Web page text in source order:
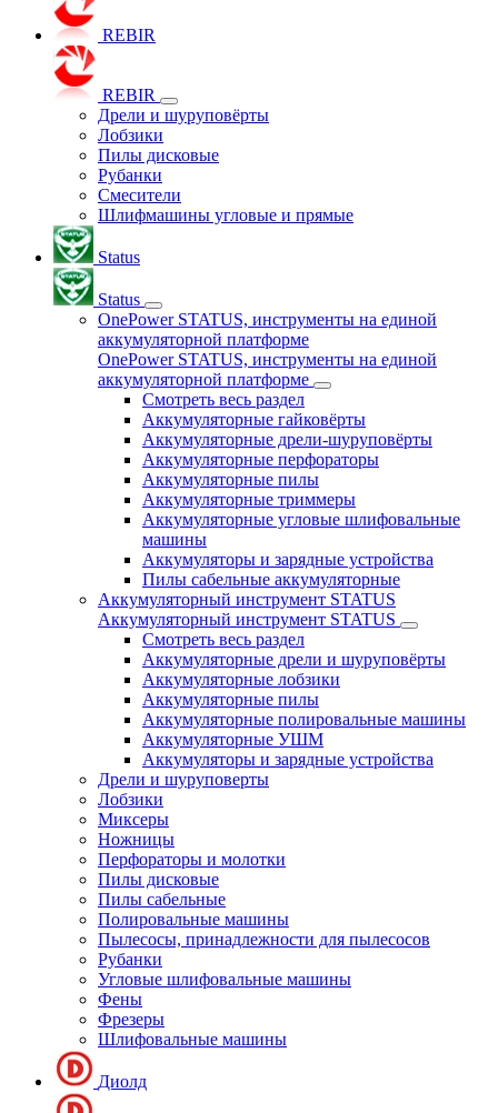
REBIR
REBIR
Дрели и шуруповёрты
Лобзики
Пилы дисковые
Рубанки
Смесители
Шлифмашины угловые и прямые
Status
Status
OnePower STATUS, инструменты на единой
аккумуляторной платформе
OnePower STATUS, инструменты на единой
аккумуляторной платформе
Смотреть весь раздел
Аккумуляторные гайковёрты
Аккумуляторные дрели-шуруповёрты
Аккумуляторные перфораторы
Аккумуляторные пилы
Аккумуляторные триммеры
Аккумуляторные угловые шлифовальные
машины
Аккумуляторы и зарядные устройства
Пилы сабельные аккумуляторные
Аккумуляторный инструмент STATUS
Аккумуляторный инструмент STATUS
Смотреть весь раздел
Аккумуляторные дрели и шуруповёрты
Аккумуляторные лобзики
Аккумуляторные пилы
Аккумуляторные полировальные машины
Аккумуляторные УШМ
Аккумуляторы и зарядные устройства
Дрели и шуруповерты
Лобзики
Миксеры
Ножницы
Перфораторы и молотки
Пилы дисковые
Пилы сабельные
Полировальные машины
Пылесосы, принадлежности для пылесосов
Рубанки
Угловые шлифовальные машины
Фены
Фрезеры
Шлифовальные машины
Диолд